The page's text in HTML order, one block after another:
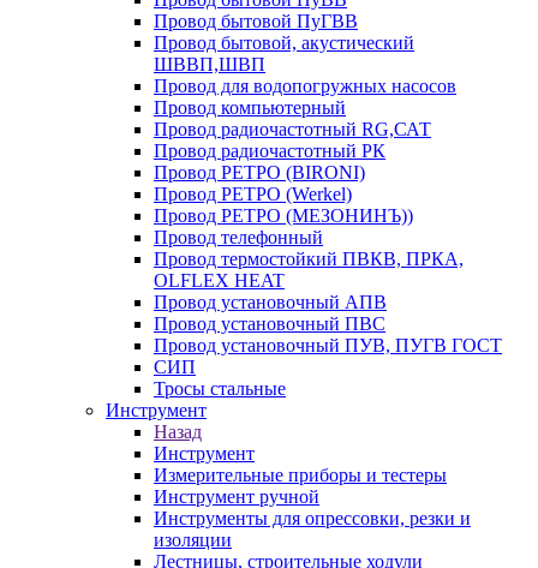
Провод бытовой ПуГВВ
Провод бытовой, акустический
ШВВП,ШВП
Провод для водопогружных насосов
Провод компьютерный
Провод радиочастотный RG,САТ
Провод радиочастотный РК
Провод РЕТРО (BIRONI)
Провод РЕТРО (Werkel)
Провод РЕТРО (МЕЗОНИНЪ))
Провод телефонный
Провод термостойкий ПВКВ, ПРКА,
OLFLEX HEAT
Провод установочный АПВ
Провод установочный ПВС
Провод установочный ПУВ, ПУГВ ГОСТ
СИП
Тросы стальные
Инструмент
Назад
Инструмент
Измерительные приборы и тестеры
Инструмент ручной
Инструменты для опрессовки, резки и
изоляции
Лестницы, строительные ходули